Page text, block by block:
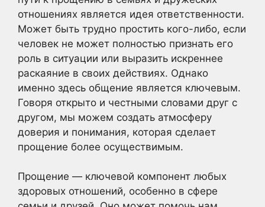
отношениях является идея ответственности.
Может быть трудно простить кого-либо, если
человек не может полностью признать его
роль в ситуации или выразить искреннее
раскаяние в своих действиях. Однако
именно здесь общение является ключевым.
Говоря открыто и честными словами друг с
другом, мы можем создать атмосферу
доверия и понимания, которая сделает
прощение более осуществимым.
Прощение — ключевой компонент любых
здоровых отношений, особенно в сфере